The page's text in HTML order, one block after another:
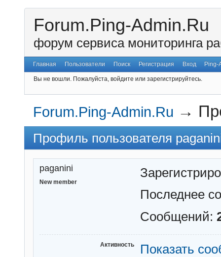
Forum.Ping-Admin.Ru
форум сервиса мониторинга
Главная Пользователи Поиск Регистрация Вход Ping-
Вы не вошли. Пожалуйста, войдите или зарегистрируйтесь.
Forum.Ping-Admin.Ru →
Профиль пользователя
paganini
New member
Последнее
Сообщений:
Активность
Показать